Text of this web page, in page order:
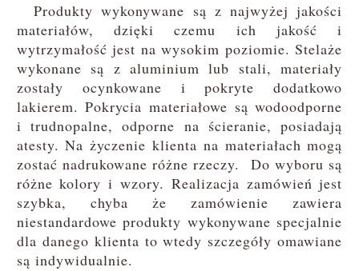
Produkty wykonywane są z najwyżej jakości
materiałów, dzięki czemu ich jakość i
wytrzymałość jest na wysokim poziomie. Stelaże
wykonane są z aluminium lub stali, materiały
zostały ocynkowane i pokryte dodatkowo
lakierem. Pokrycia materiałowe są wodoodporne
i trudnopalne, odporne na ścieranie, posiadają
atesty. Na życzenie klienta na materiałach mogą
zostać nadrukowane różne rzeczy. Do wyboru są
różne kolory i wzory. Realizacja zamówień jest
szybka, chyba że zamówienie zawiera
niestandardowe produkty wykonywane specjalnie
dla danego klienta to wtedy szczegóły omawiane
są indywidualnie.